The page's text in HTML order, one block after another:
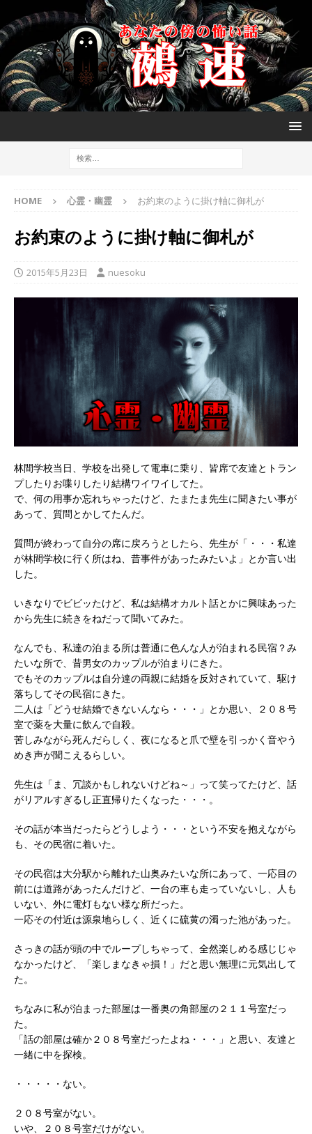
HOME 心霊・幽霊 お約束のように掛け軸に御札が
お約束のように掛け軸に御札が
2015年5月23日 nuesoku
林間学校当日、学校を出発して電車に乗り、皆席で友達とトラン
プしたりお喋りしたり結構ワイワイしてた。
で、何の用事か忘れちゃったけど、たまたま先生に聞きたい事が
あって、質問とかしてたんだ。
質問が終わって自分の席に戻ろうとしたら、先生が「・・・私達
が林間学校に行く所はね、昔事件があったみたいよ」とか言い出
した。
いきなりでビビッたけど、私は結構オカルト話とかに興味あった
から先生に続きをねだって聞いてみた。
なんでも、私達の泊まる所は普通に色んな人が泊まれる民宿？み
たいな所で、昔男女のカップルが泊まりにきた。
でもそのカップルは自分達の両親に結婚を反対されていて、駆け
落ちしてその民宿にきた。
二人は「どうせ結婚できないんなら・・・」とか思い、２０８号
室で薬を大量に飲んで自殺。
苦しみながら死んだらしく、夜になると爪で壁を引っかく音やう
めき声が聞こえるらしい。
先生は「ま、冗談かもしれないけどね～」って笑ってたけど、話
がリアルすぎるし正直帰りたくなった・・・。
その話が本当だったらどうしよう・・・という不安を抱えながら
も、その民宿に着いた。
その民宿は大分駅から離れた山奥みたいな所にあって、一応目の
前には道路があったんだけど、一台の車も走っていないし、人も
いない、外に電灯もない様な所だった。
一応その付近は源泉地らしく、近くに硫黄の濁った池があった。
さっきの話が頭の中でループしちゃって、全然楽しめる感じじゃ
なかったけど、「楽しまなきゃ損！」だと思い無理に元気出して
た。
ちなみに私が泊まった部屋は一番奥の角部屋の２１１号室だっ
た。
「話の部屋は確か２０８号室だったよね・・・」と思い、友達と
一緒に中を探検。
・・・・・ない。
２０８号室がない。
いや、２０８号室だけがない。